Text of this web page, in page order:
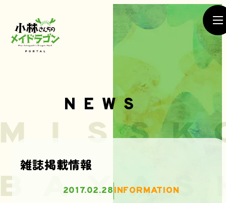
SEASON1
SEASON2
MOVIE
NEWS
雑誌掲載情報
2017.02.28INFORMATION